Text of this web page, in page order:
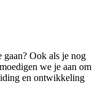
gaan? Ook als je nog
we je aan om
en ontwikkeling